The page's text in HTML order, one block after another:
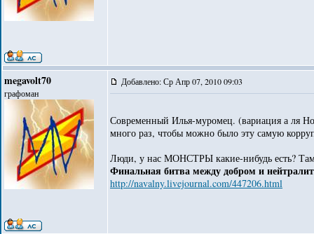
megavolt70
графоман
Добавлено: Ср Апр 07, 2010 09:03
Современный Илья-муромец. (вариация а ля
много раз, чтобы можно было эту самую
Люди, у нас МОНСТРЫ какие-нибудь есть?
Финальная битва между добром и
http://navalny.livejournal.com/447206.html